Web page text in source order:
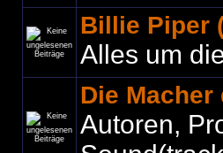
Billie Piper
Alles um
Die
Autoren,